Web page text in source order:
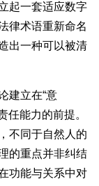
起一套适应数字
律术语重新命名
出一种可以被清
建立在“意
任能力的前提。
不同于自然人的
的重点并非纠结
功能与关系中对